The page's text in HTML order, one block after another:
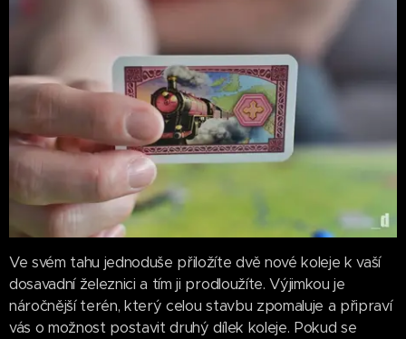
Ve svém tahu jednoduše přiložíte dvě nové koleje k vaší
dosavadní železnici a tím ji prodloužíte. Výjimkou je
náročnější terén, který celou stavbu zpomaluje a připraví
vás o možnost postavit druhý dílek koleje. Pokud se